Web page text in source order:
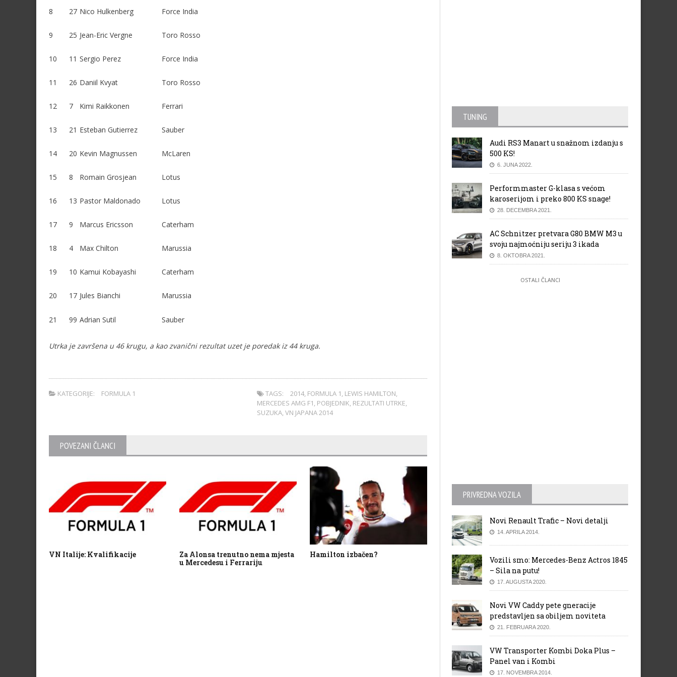
8 27 Nico Hulkenberg Force India
9 25 Jean-Eric Vergne Toro Rosso
10 11 Sergio Perez Force India
11 26 Daniil Kvyat Toro Rosso
12 7 Kimi Raikkonen Ferrari
13 21 Esteban Gutierrez Sauber
14 20 Kevin Magnussen McLaren
15 8 Romain Grosjean Lotus
16 13 Pastor Maldonado Lotus
17 9 Marcus Ericsson Caterham
18 4 Max Chilton Marussia
19 10 Kamui Kobayashi Caterham
20 17 Jules Bianchi Marussia
21 99 Adrian Sutil Sauber
Utrka je završena u 46 krugu, a kao zvanični rezultat uzet je poredak iz 44 kruga.
KATEGORIJE: FORMULA 1 TAGS: 2014, FORMULA 1, LEWIS HAMILTON,
MERCEDES AMG F1, POBJEDNIK, REZULTATI UTRKE,
SUZUKA,VN JAPANA 2014
POVEZANI ČLANCI
VN Italije: Kvalifikacije
Za Alonsa trenutno nema mjesta
u Mercedesu i Ferrariju
Hamilton izbačen?
VN Kine 2016: Rezultati 3.
slobodnog treninga
TUNING
Audi RS3 Manart u snažnom izdanju s
500 KS!
6. JUNA 2022.
Performmaster G-klasa s većom
karoserijom i preko 800 KS snage!
28. DECEMBRA 2021.
AC Schnitzer pretvara G80 BMW M3 u
svoju najmoćniju seriju 3 ikada
8. OKTOBRA 2021.
OSTALI ČLANCI
PRIVREDNA VOZILA
Novi Renault Trafic – Novi detalji
14. APRILA 2014.
Vozili smo: Mercedes-Benz Actros 1845
– Sila na putu!
17. AUGUSTA 2020.
Novi VW Caddy pete gneracije
predstavljen sa obiljem noviteta
21. FEBRUARA 2020.
VW Transporter Kombi Doka Plus –
Panel van i Kombi
17. NOVEMBRA 2014.